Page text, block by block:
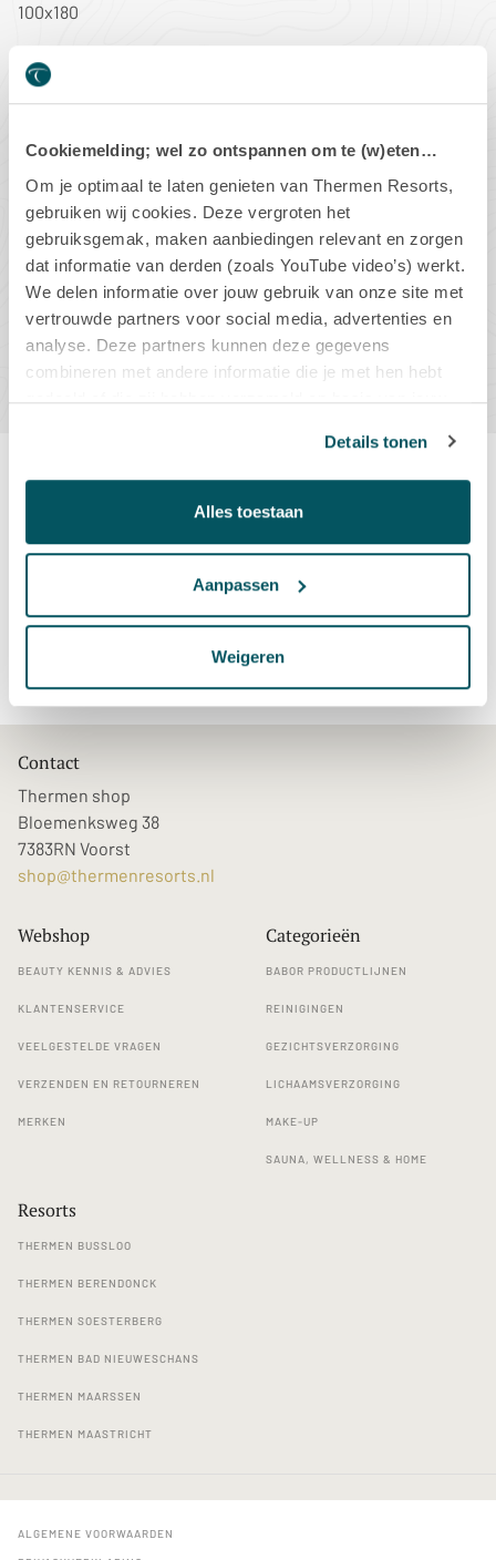
Cookiemelding; wel zo ontspannen om te (w)eten…
Om je optimaal te laten genieten van Thermen Resorts,
gebruiken wij cookies. Deze vergroten het
gebruiksgemak, maken aanbiedingen relevant en zorgen
dat informatie van derden (zoals YouTube video’s) werkt.
We delen informatie over jouw gebruik van onze site met
vertrouwde partners voor social media, advertenties en
analyse. Deze partners kunnen deze gegevens
combineren met andere informatie die je met hen hebt
gedeeld of die zij hebben verzameld op basis van jouw
Details tonen
Alles toestaan
Aanpassen
Weigeren
100x180
CATEGORIE
ART. NUMMER KAY00990
- +
IN WINKELMAND
Productbeschrijving
Contact
Thermen shop
Bloemenksweg 38
7383RN Voorst
shop@thermenresorts.nl
Webshop
BEAUTY KENNIS & ADVIES
KLANTENSERVICE
VEELGESTELDE VRAGEN
VERZENDEN EN RETOURNEREN
MERKEN
Categorieën
BABOR PRODUCTLIJNEN
REINIGINGEN
GEZICHTSVERZORGING
LICHAAMSVERZORGING
MAKE-UP
SAUNA, WELLNESS & HOME
Resorts
THERMEN BUSSLOO
THERMEN BERENDONCK
THERMEN SOESTERBERG
THERMEN BAD NIEUWESCHANS
THERMEN MAARSSEN
THERMEN MAASTRICHT
ALGEMENE VOORWAARDEN